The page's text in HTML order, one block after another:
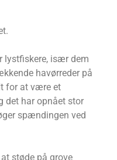
lystfiskere, især dem
havørreder på
for at være et
det har opnået stor
spændingen ved
støde på grove